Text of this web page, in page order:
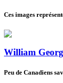
Ces images
William
Peu de Canadiens